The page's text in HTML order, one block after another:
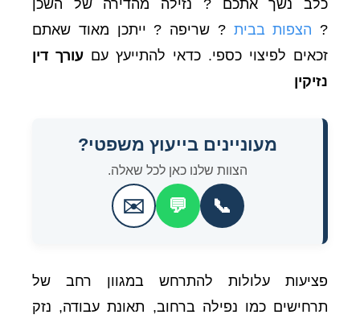
כלב נשך אתכם ? נזילה מהדירה של השכן
? הצפות בבית ? שריפה ? ייתכן מאוד שאתם
זכאים לפיצוי כספי. כדאי להתייעץ עם עורך דין
נזיקין
מעוניינים בייעוץ משפטי?
הצוות שלנו כאן לכל שאלה.
📞
💬
✉️
פציעות עלולות להתרחש במגוון רחב של
תרחישים כמו נפילה ברחוב, תאונת עבודה, נזק